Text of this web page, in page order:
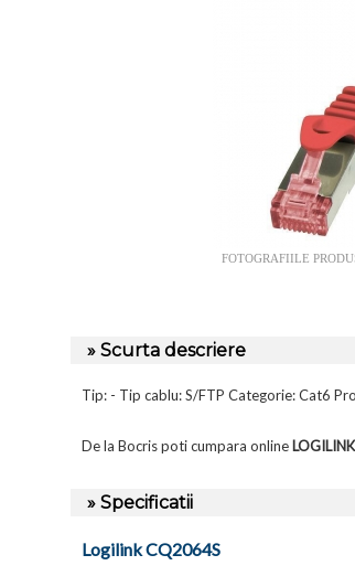
FOTOGRAFIILE
» Scurta descriere
Tip: - Tip cablu: S/FTP Categorie: Cat6
De la Bocris poti cumpara online
» Specificatii
Logilink CQ2064S